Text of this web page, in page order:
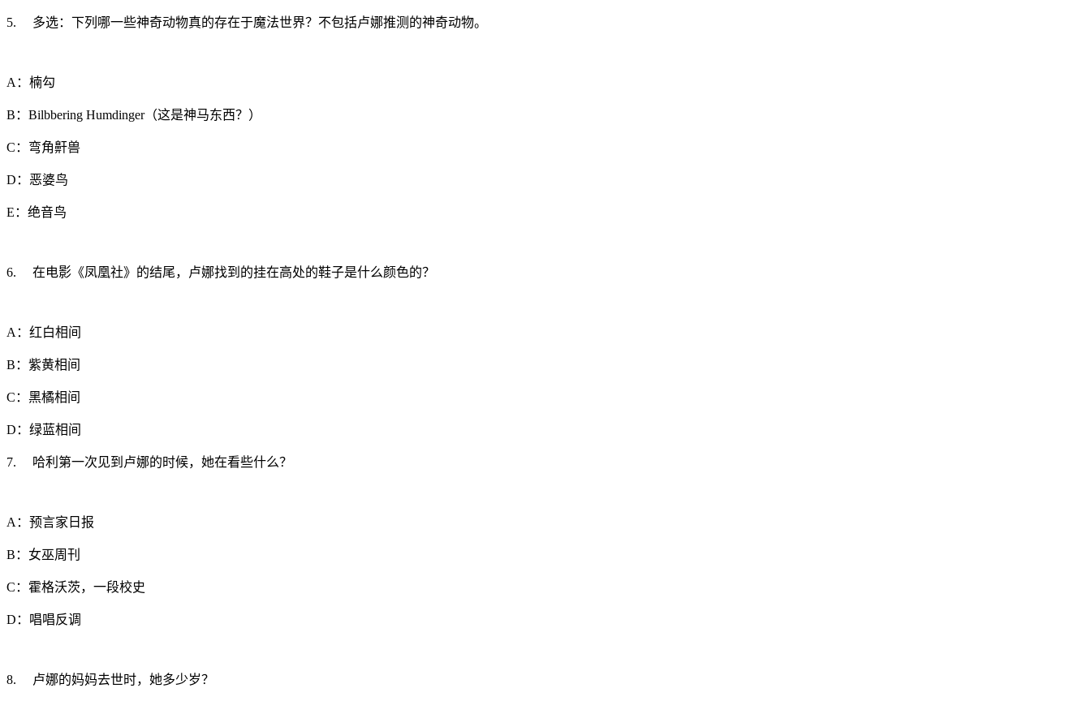
5. 多选：下列哪一些神奇动物真的存在于魔法世界？不包括卢娜推测的神奇动物。
A：楠勾
B：Bilbbering Humdinger（这是神马东西？）
C：弯角鼾兽
D：恶婆鸟
E：绝音鸟
6. 在电影《凤凰社》的结尾，卢娜找到的挂在高处的鞋子是什么颜色的？
A：红白相间
B：紫黄相间
C：黑橘相间
D：绿蓝相间
7. 哈利第一次见到卢娜的时候，她在看些什么？
A：预言家日报
B：女巫周刊
C：霍格沃茨，一段校史
D：唱唱反调
8. 卢娜的妈妈去世时，她多少岁？